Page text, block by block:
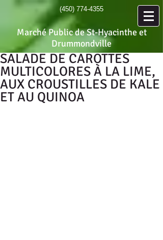
(450) 774-4355
Marché Public de St-Hyacinthe et
Drummondville
SALADE DE CAROTTES
MULTICOLORES À LA LIME,
AUX CROUSTILLES DE KALE
ET AU QUINOA